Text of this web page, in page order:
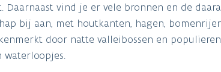
vind je er vele bronnen en de
bij aan, met houtkanten, hagen,
door natte valleibossen en
waterloopjes.